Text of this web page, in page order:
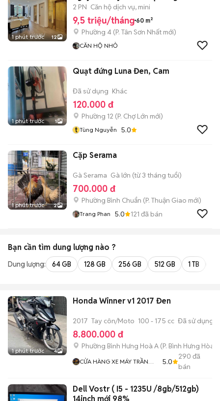
1 phút trước 12
2 PN Căn hộ dịch vụ, mini
9,5 triệu/tháng 60 m²
Phường 4 (P. Tân Sơn Nhất mới)
CĂN HỘ NHỎ
1 phút trước 1
Quạt đứng Luna Đen, Cam
Đã sử dụng Khác
120.000 đ
Phường 12 (P. Chợ Lớn mới)
t Tùng Nguyễn 5.0
1 phút trước 2
Cặp Serama
Gà Serama Gà lớn (từ 3 tháng tuổi)
700.000 đ
Phường Bình Chuẩn (P. Thuận Giao mới)
Trang Phan 5.0 121 đã bán
Bạn cần tìm dung lượng nào ?
Dung lượng: 64 GB 128 GB 256 GB 512 GB 1 TB
1 phút trước 4
Honda Winner v1 2017 Đen
2017 Tay côn/Moto 100 - 175 cc Đã sử dụng
8.800.000 đ
Phường Bình Hưng Hoà A (P. Bình Hưng Hòa
CỬA HÀNG XE MÁY TRẦN
5.0
290 đã
bán
Dell Vostr ( I5 - 1235U /8gb/512gb)
14inch mới 98%